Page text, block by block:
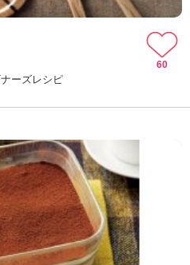
ーズレシピ
60